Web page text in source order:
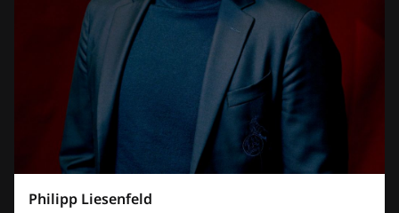
Philipp Liesenfeld